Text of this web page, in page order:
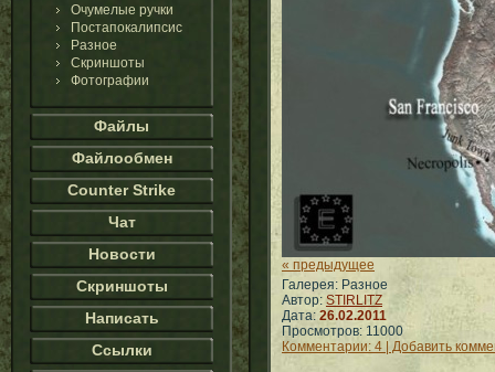
Очумелые ручки
Постапокалипсис
Разное
Скриншоты
Фотографии
Файлы
Файлообмен
Counter Strike
Чат
Новости
Скриншоты
Написать
Ссылки
« предыдущее
Галерея: Разное
Автор: STIRLITZ
Дата: 26.02.2011
Просмотров: 11000
Комментарии: 4 | Добавить